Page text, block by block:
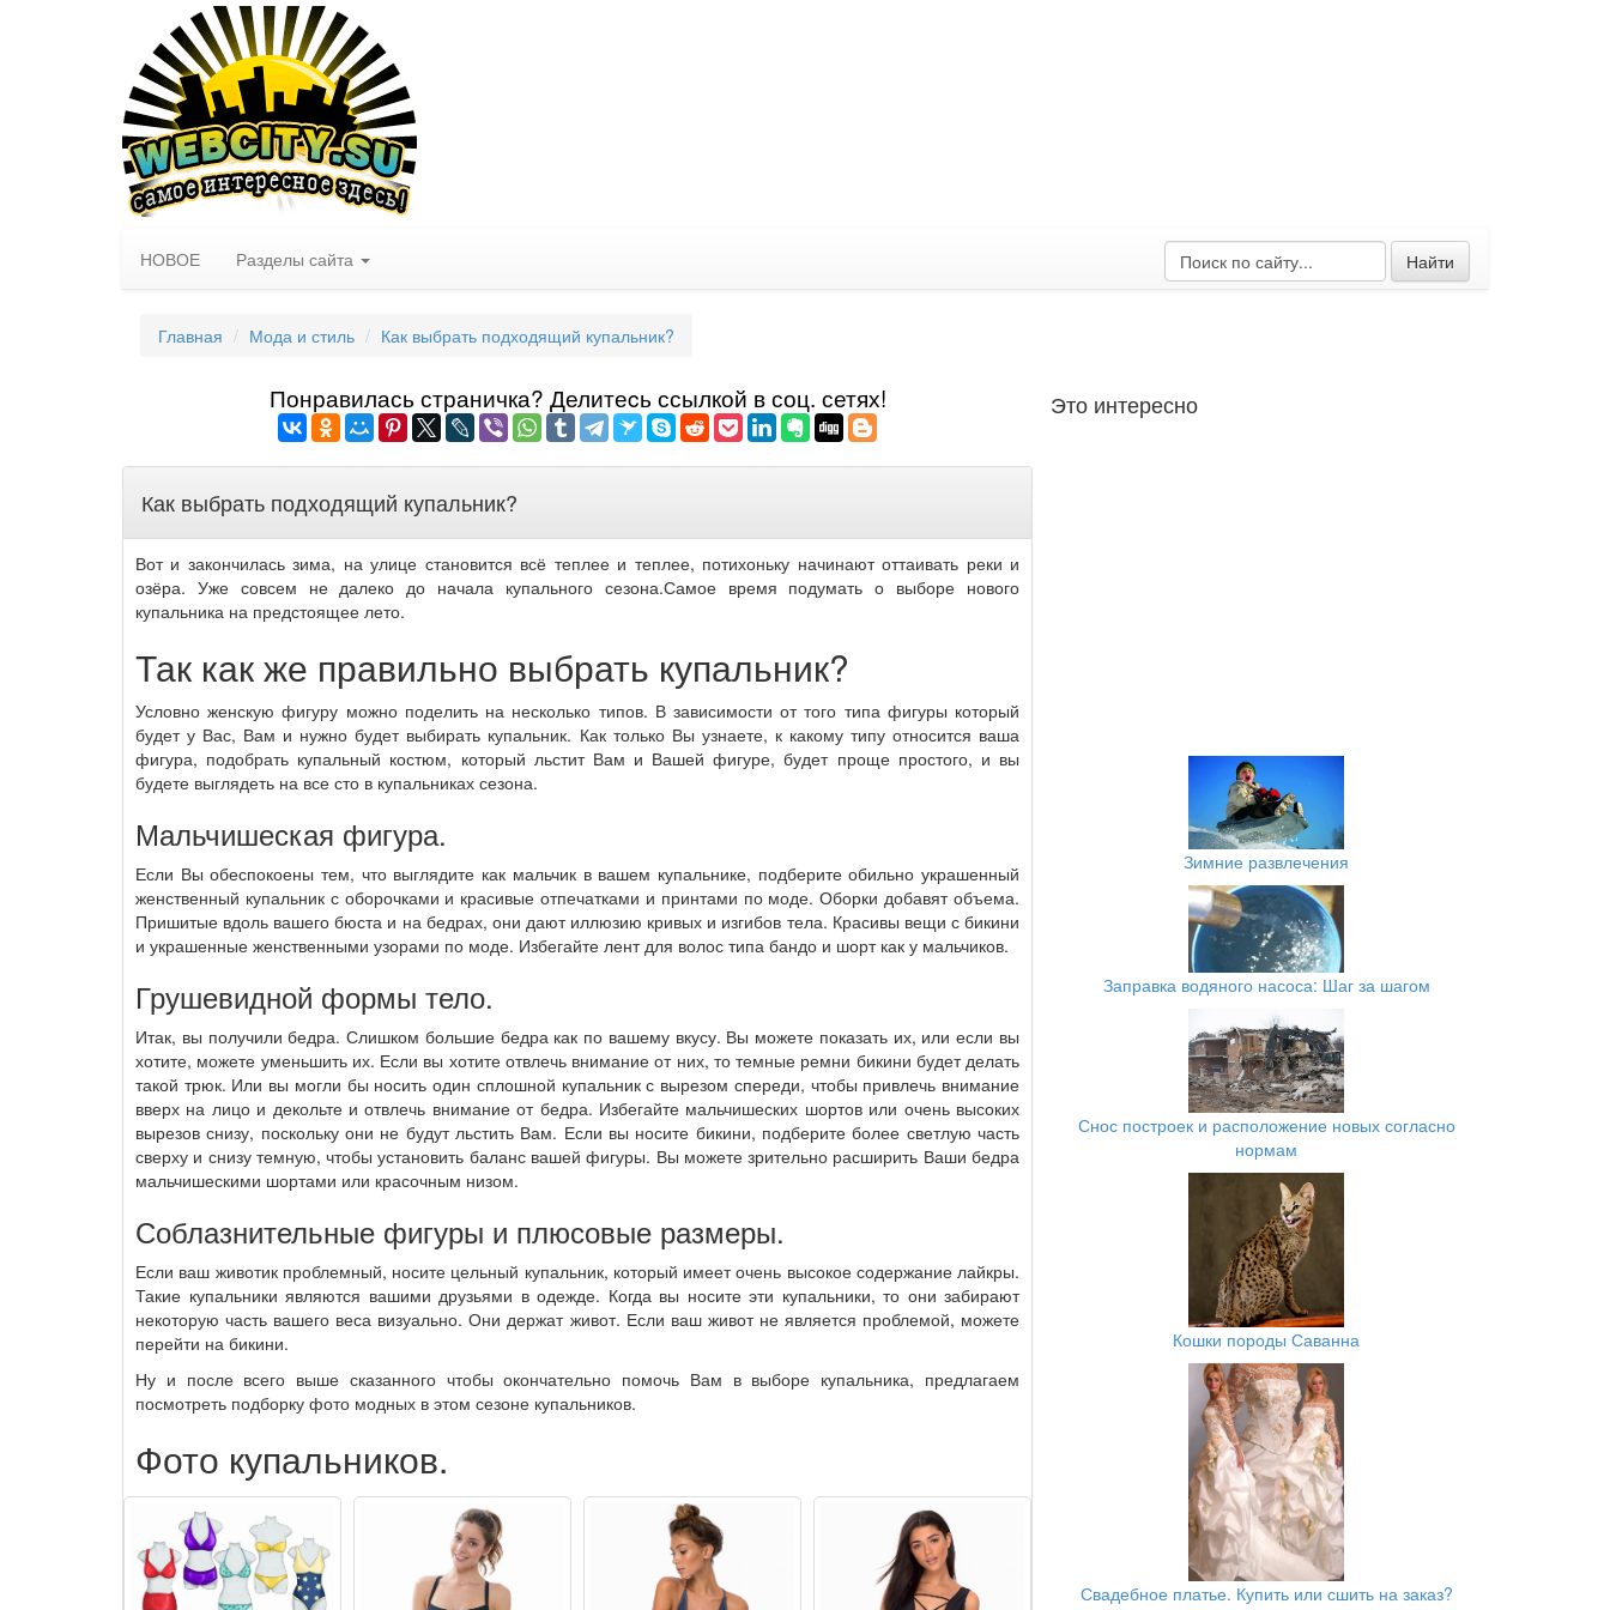
НОВОЕ Разделы сайта Найти
Главная Мода и стиль Как выбрать подходящий купальник?
Понравилась страничка? Делитеcь ссылкой в соц. сетях!
Как выбрать подходящий купальник?
Вот и закончилась зима, на улице становится всё теплее и теплее, потихоньку начинают оттаивать реки и
озёра. Уже совсем не далеко до начала купального сезона.Самое время подумать о выборе нового
купальника на предстоящее лето.
Так как же правильно выбрать купальник?
Условно женскую фигуру можно поделить на несколько типов. В зависимости от того типа фигуры который
будет у Вас, Вам и нужно будет выбирать купальник. Как только Вы узнаете, к какому типу относится ваша
фигура, подобрать купальный костюм, который льстит Вам и Вашей фигуре, будет проще простого, и вы
будете выглядеть на все сто в купальниках сезона.
Мальчишеская фигура.
Если Вы обеспокоены тем, что выглядите как мальчик в вашем купальнике, подберите обильно украшенный
женственный купальник с оборочками и красивые отпечатками и принтами по моде. Оборки добавят объема.
Пришитые вдоль вашего бюста и на бедрах, они дают иллюзию кривых и изгибов тела. Красивы вещи с бикини
и украшенные женственными узорами по моде. Избегайте лент для волос типа бандо и шорт как у мальчиков.
Грушевидной формы тело.
Итак, вы получили бедра. Слишком большие бедра как по вашему вкусу. Вы можете показать их, или если вы
хотите, можете уменьшить их. Если вы хотите отвлечь внимание от них, то темные ремни бикини будет делать
такой трюк. Или вы могли бы носить один сплошной купальник с вырезом спереди, чтобы привлечь внимание
вверх на лицо и декольте и отвлечь внимание от бедра. Избегайте мальчишеских шортов или очень высоких
вырезов снизу, поскольку они не будут льстить Вам. Если вы носите бикини, подберите более светлую часть
сверху и снизу темную, чтобы установить баланс вашей фигуры. Вы можете зрительно расширить Ваши бедра
мальчишескими шортами или красочным низом.
Соблазнительные фигуры и плюсовые размеры.
Если ваш животик проблемный, носите цельный купальник, который имеет очень высокое содержание лайкры.
Такие купальники являются вашими друзьями в одежде. Когда вы носите эти купальники, то они забирают
некоторую часть вашего веса визуально. Они держат живот. Если ваш живот не является проблемой, можете
перейти на бикини.
Ну и после всего выше сказанного чтобы окончательно помочь Вам в выборе купальника, предлагаем
посмотреть подборку фото модных в этом сезоне купальников.
Фото купальников.
Это интересно
Зимние развлечения
Заправка водяного насоса: Шаг за шагом
Снос построек и расположение новых согласно
нормам
Кошки породы Саванна
Свадебное платье. Купить или сшить на заказ?